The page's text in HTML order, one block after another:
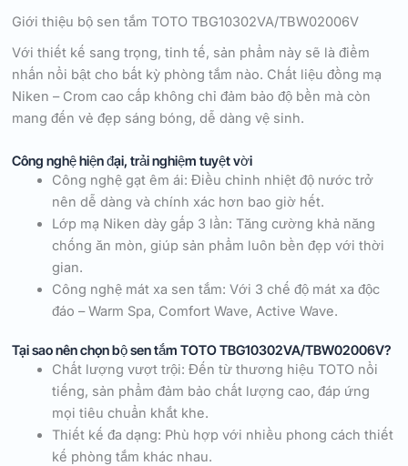
Giới thiệu bộ sen tắm TOTO TBG10302VA/TBW02006V
Với thiết kế sang trọng, tinh tế, sản phẩm này sẽ là điểm
nhấn nổi bật cho bất kỳ phòng tắm nào. Chất liệu đồng mạ
Niken – Crom cao cấp không chỉ đảm bảo độ bền mà còn
mang đến vẻ đẹp sáng bóng, dễ dàng vệ sinh.
Công nghệ hiện đại, trải nghiệm tuyệt vời
Công nghệ gạt êm ái: Điều chỉnh nhiệt độ nước trở
nên dễ dàng và chính xác hơn bao giờ hết.
Lớp mạ Niken dày gấp 3 lần: Tăng cường khả năng
chống ăn mòn, giúp sản phẩm luôn bền đẹp với thời
gian.
Công nghệ mát xa sen tắm: Với 3 chế độ mát xa độc
đáo – Warm Spa, Comfort Wave, Active Wave.
Tại sao nên chọn bộ sen tắm TOTO TBG10302VA/TBW02006V?
Chất lượng vượt trội: Đến từ thương hiệu TOTO nổi
tiếng, sản phẩm đảm bảo chất lượng cao, đáp ứng
mọi tiêu chuẩn khắt khe.
Thiết kế đa dạng: Phù hợp với nhiều phong cách thiết
kế phòng tắm khác nhau.